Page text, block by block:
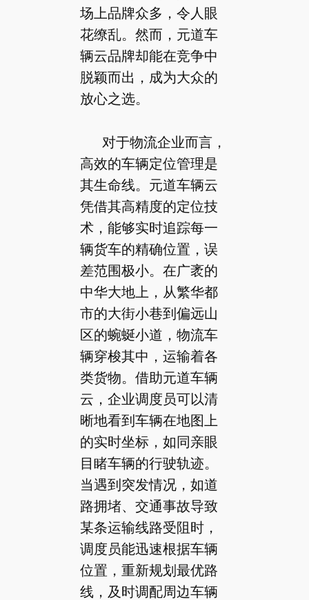
场上品牌众多，令人眼
花缭乱。然而，元道车
辆云品牌却能在竞争中
脱颖而出，成为大众的
放心之选。
对于物流企业而言，
高效的车辆定位管理是
其生命线。元道车辆云
凭借其高精度的定位技
术，能够实时追踪每一
辆货车的精确位置，误
差范围极小。在广袤的
中华大地上，从繁华都
市的大街小巷到偏远山
区的蜿蜒小道，物流车
辆穿梭其中，运输着各
类货物。借助元道车辆
云，企业调度员可以清
晰地看到车辆在地图上
的实时坐标，如同亲眼
目睹车辆的行驶轨迹。
当遇到突发情况，如道
路拥堵、交通事故导致
某条运输线路受阻时，
调度员能迅速根据车辆
位置，重新规划最优路
线，及时调配周边车辆